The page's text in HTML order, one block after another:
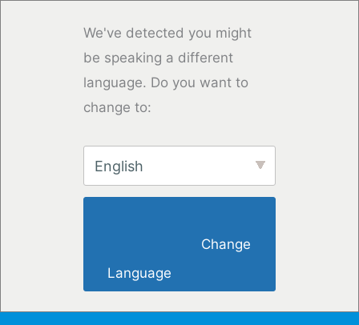
We've detected you might
be speaking a different
language. Do you want to
change to:
English
Language